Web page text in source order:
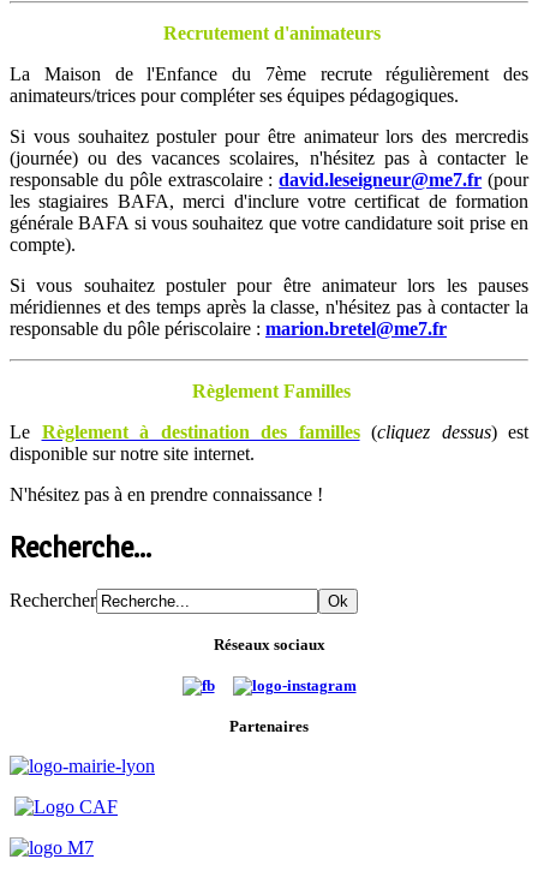
Recrutementd'animateurs
La Maison de l'Enfance du 7ème recrute régulièrement des
animateurs/trices pour compléter ses équipes pédagogiques.
Si vous souhaitez postuler pour être animateur lors des mercredis
(journée) ou des vacances scolaires, n'hésitez pas à contacter le
responsable du pôle extrascolaire :david.leseigneur@me7.fr (pour
les stagiaires BAFA, merci d'inclure votre certificat de formation
générale BAFA si vous souhaitez que votre candidature soit prise en
compte).
Si vous souhaitez postuler pour être animateur lors les pauses
méridiennes et des temps après la classe, n'hésitez pas à contacter la
responsable du pôle périscolaire : marion.bretel@me7.fr
Règlement Familles
Le Règlement à destination des familles (cliquez dessus) est
disponible sur notre site internet.
N'hésitez pas à en prendre connaissance !
Recherche...
Rechercher
Réseaux sociaux
Partenaires